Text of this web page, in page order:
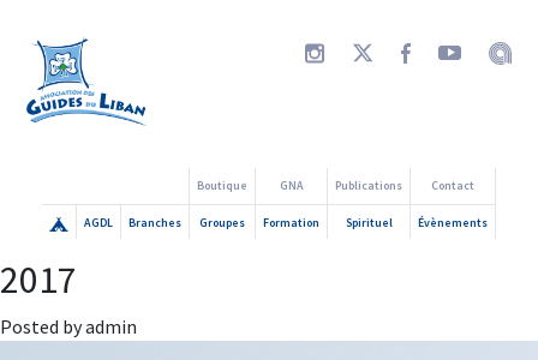
AGDL Branches
Boutique
Groupes
GNA
Formation
Publications
Spirituel
Contact
Évènements
2017
Posted by admin